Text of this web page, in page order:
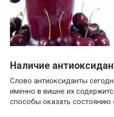
Наличие
Слово антиоксиданты
именно в вишне их
способы оказать состоянию